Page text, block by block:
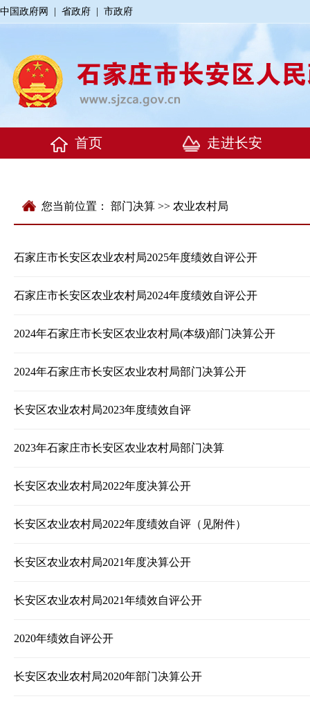
中国政府网 省政府 市政府
您当前位置： 部门决算 >> 农业农村局
石家庄市长安区农业农村局2025年度绩效自评公开
石家庄市长安区农业农村局2024年度绩效自评公开
2024年石家庄市长安区农业农村局(本级)部门决算公开
2024年石家庄市长安区农业农村局部门决算公开
长安区农业农村局2023年度绩效自评
2023年石家庄市长安区农业农村局部门决算
长安区农业农村局2022年度决算公开
长安区农业农村局2022年度绩效自评（见附件）
长安区农业农村局2021年度决算公开
长安区农业农村局2021年绩效自评公开
2020年绩效自评公开
长安区农业农村局2020年部门决算公开